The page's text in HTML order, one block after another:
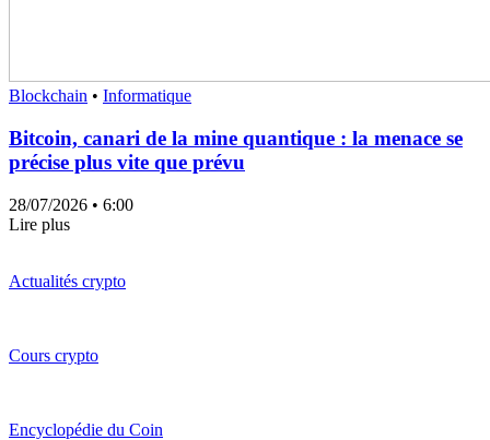
Blockchain • Informatique
Bitcoin, canari de la mine quantique : la menace se
précise plus vite que prévu
28/07/2026 • 6:00
Lire plus
Actualités crypto
Cours crypto
Encyclopédie du Coin